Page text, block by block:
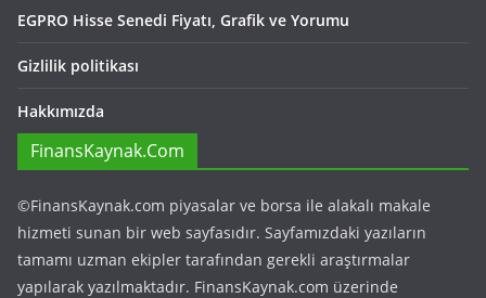
EGPRO Hisse Senedi Fiyatı, Grafik ve Yorumu
Gizlilik politikası
Hakkımızda
FinansKaynak.Com
©FinansKaynak.com piyasalar ve borsa ile alakalı makale
hizmeti sunan bir web sayfasıdır. Sayfamızdaki yazıların
tamamı uzman ekipler tarafından gerekli araştırmalar
yapılarak yazılmaktadır. FinansKaynak.com üzerinde